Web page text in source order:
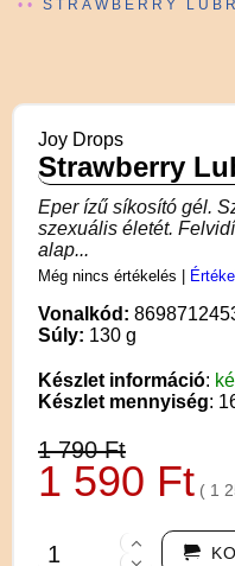
STRAWBERRY
Joy Drops
Strawberry
Eper ízű síkosító gél.
szexuális életét.
alap...
Még nincs értékelés
Vonalkód:
Súly: 130 g
Készlet információ:
Készlet mennyiség:
1 790 Ft
1 590 Ft ( 1